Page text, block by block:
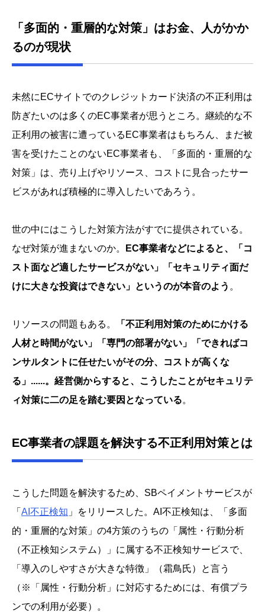
「多面的・重層的な対策」はお金、人がかか
るのが現状
未然にECサイトでのクレジットカード決済の不正利用は
防ぎたいのは多くのEC事業者が思うところ。継続的な不
正利用の被害に遭っているEC事業者はもちろん、まだ被
害を受けたことのないEC事業者も、「多面的・重層的な
対策」は、売り上げやリソース、コストに見合ったサー
ビスがあれば積極的に導入したいであろう。
世の中にはこうした対策方法がすでに提供されている。
なぜ対策が進まないのか。
EC事業者などによると、「コ
スト面など適したサービスがない」「セキュリティ面だ
けに大きな投資はできない」というのが本音のよう 。
リソースの問題もある。
「不正利用対策のためにかける
人材と時間がない」「専門の部署がない」「できればコ
ンサルタントに任せたいがその分、コストが高くな
る」......。経営側からすると、こうしたことがセキュリテ
ィ対策に二の足を踏む要因となっている。
EC事業者の課題を解決する不正利用対策とは
こうした問題を解決するため、SBペイメントサービスが
「 AI不正検知 」をリリースした。AI不正検知は、「多面
的・重層的な対策」の4方策のうちの「属性・行動分析
（不正検知システム）」に属する不正検知サービスで、
「導入のしやすさが大きな特徴」（霜鳥氏）と言う
（※「属性・行動分析」に対応するためには、有償プラ
ンでの利用が必要）。